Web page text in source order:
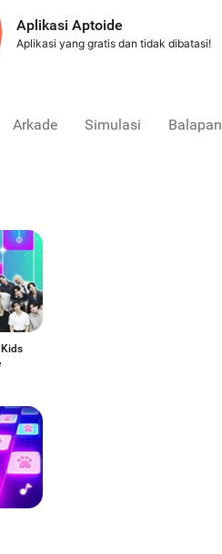
Aplikasi Aptoide
Aplikasi yang gratis dan tidak dibatasi!
Arkade Simulasi Balapan